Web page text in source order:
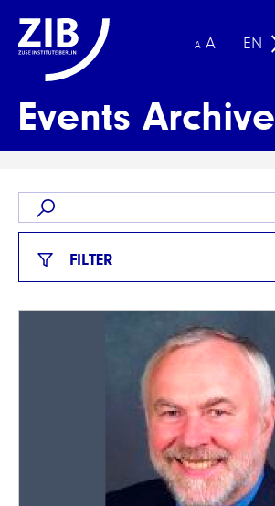
A A EN
Events Archive
FILTER